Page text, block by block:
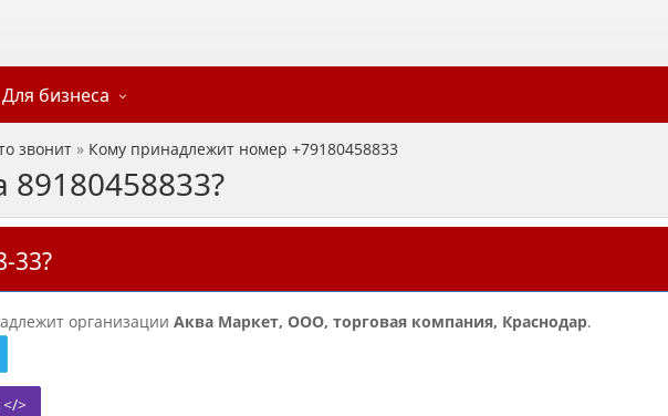
Для бизнеса
звонит » Кому принадлежит номер +79180458833
89180458833?
33?
организации Аква Маркет, ООО, торговая компания, Краснодар.
</>